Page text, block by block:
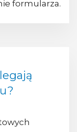
formularza.